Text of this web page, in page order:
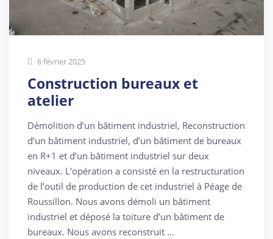
6 février 2025
Construction bureaux et
atelier
Démolition d’un bâtiment industriel, Reconstruction
d’un bâtiment industriel, d’un bâtiment de bureaux
en R+1 et d’un bâtiment industriel sur deux
niveaux. L’opération a consisté en la restructuration
de l’outil de production de cet industriel à Péage de
Roussillon. Nous avons démoli un bâtiment
industriel et déposé la toiture d’un bâtiment de
bureaux. Nous avons reconstruit …